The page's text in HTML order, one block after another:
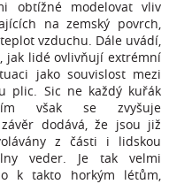
obtížné modelovat vliv
na zemský povrch,
vzduchu. Dále uvádí,
jak lidé ovlivňují extrémní
jako souvislost mezi
plic. Sic ne každý kuřák
však se zvyšuje
dodává, že jsou již
z části i lidskou
veder. Je tak velmi
k takto horkým létům,